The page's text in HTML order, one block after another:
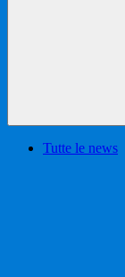
Tutte le news